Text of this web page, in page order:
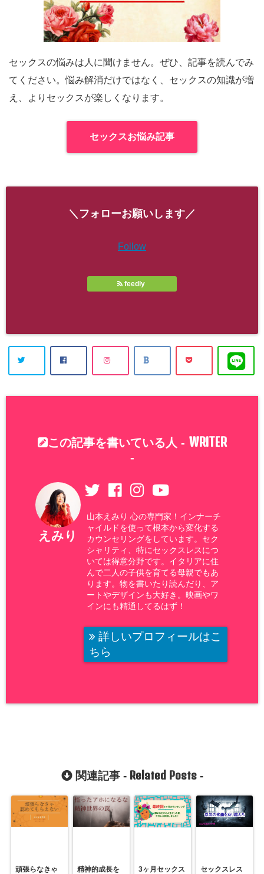
セックスの悩みは人に聞けません。ぜひ、記事を読んでみ
てください。悩み解消だけではなく、セックスの知識が増
え、よりセックスが楽しくなります。
セックスお悩み記事
＼フォローお願いします／
Follow
feedly
この記事を書いている人 - WRITER
-
えみり
山本えみり 心の専門家！インナーチ
ャイルドを使って根本から変化する
カウンセリングをしています。セク
シャリティ、特にセックスレスにつ
いては得意分野です。イタリアに住
んで二人の子供を育てる母親でもあ
ります。物を書いたり読んだり、ア
ートやデザインも大好き。映画やワ
インにも精通してるはず！
詳しいプロフィールはこ
ちら
関連記事 - Related Posts-
頑張らなきゃ
精神的成長を
3ヶ月セックス
セックスレス